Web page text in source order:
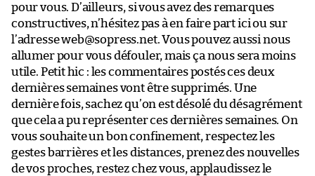
pour vous. D’ailleurs, si vous avez des remarques
constructives, n’hésitez pas à en faire part ici ou sur
l’adresseweb@sopress.net. Vous pouvez aussi nous
allumer pour vous défouler, mais ça nous sera moins
utile. Petit hic : les commentaires postés ces deux
dernières semaines vont être supprimés. Une
dernière fois, sachez qu’on est désolé du désagrément
que cela a pu représenter ces dernières semaines. On
vous souhaite un bon confinement, respectez les
gestes barrières et les distances, prenez des nouvelles
de vos proches, restez chez vous, applaudissez le